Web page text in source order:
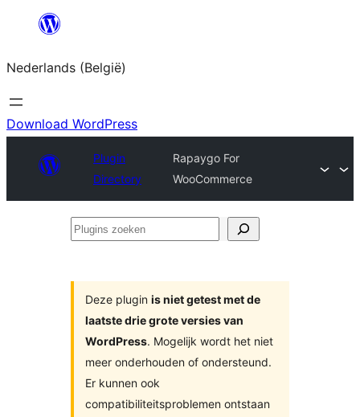
Spring
de
inhoud
Nederlands (België)
Download WordPress
Plugin
Directory
Rapaygo For
WooCommerce
Plugins
Deze plugin is niet getest met de
laatste drie grote versies van
WordPress. Mogelijk wordt het niet
meer onderhouden of ondersteund.
Er kunnen ook
compatibiliteitsproblemen ontstaan